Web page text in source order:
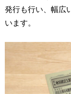
発行も行い、幅広
います。